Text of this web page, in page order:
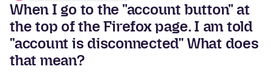
When I go to the "account button" at
the top of the Firefox page. I am told
"account is disconnected" What does
that mean?